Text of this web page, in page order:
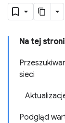
Na tej
sieci
Podgląd